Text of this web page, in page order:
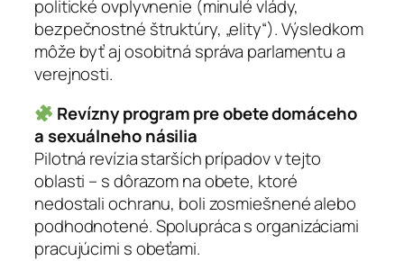
politické ovplyvnenie (minulé vlády,
bezpečnostné štruktúry, „elity“). Výsledkom
môže byť aj osobitná správa parlamentu a
verejnosti.
Revízny program pre obete domáceho
a sexuálneho násilia
Pilotná revízia starších prípadov v tejto
oblasti – s dôrazom na obete, ktoré
nedostali ochranu, boli zosmiešnené alebo
podhodnotené. Spolupráca s organizáciami
pracujúcimi s obeťami.